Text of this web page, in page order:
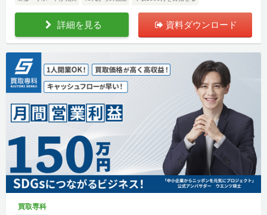
詳細を見る 資料ダウンロード
買取専科